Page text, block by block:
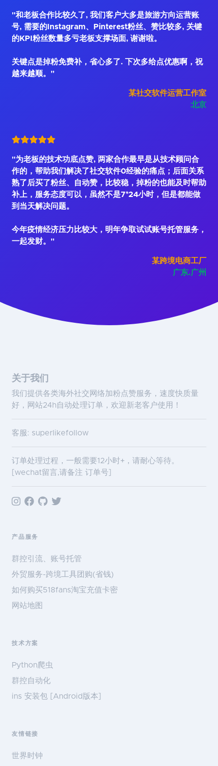
"和老板合作比较久了, 我们客户大多是旅游方向运营账
号, 需要的Instagram、Pinterest粉丝、赞比较多, 关键
的KPI粉丝数量多亏老板支撑场面, 谢谢啦。
关键点是掉粉免费补，省心多了. 下次多给点优惠啊，祝
越来越顺。"
某社交软件运营工作室
北京
"为老板的技术功底点赞, 两家合作最早是从技术顾问合
作的，帮助我们解决了社交软件0经验的痛点；后面关系
熟了后买了粉丝、自动赞，比较稳，掉粉的也能及时帮助
补上，服务态度可以，虽然不是7*24小时，但是都能做
到当天解决问题。
今年疫情经济压力比较大，明年争取试试账号托管服务，
一起发财。"
某跨境电商工厂
广东.广州
关于我们
我们提供各类海外社交网络加粉点赞服务，速度快质量
好，网站24h自动处理订单，欢迎新老客户使用！
客服: superlikefollow
订单处理过程，一般需要12小时+，请耐心等待。
[wechat留言,请备注 订单号]
产品服务
群控引流、账号托管
外贸服务-跨境工具团购(省钱)
如何购买518fans淘宝充值卡密
网站地图
技术方案
Python爬虫
群控自动化
ins 安装包 [Android版本]
友情链接
世界时钟